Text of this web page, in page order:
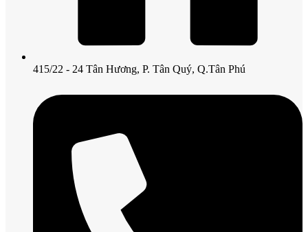
415/22 - 24 Tân Hương, P. Tân Quý, Q.Tân Phú